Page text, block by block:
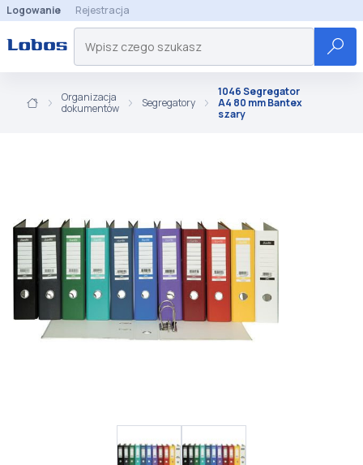
Logowanie Rejestracja
Organizacja
dokumentów
Segregatory
1046 Segregator
A4 80 mm Bantex
szary